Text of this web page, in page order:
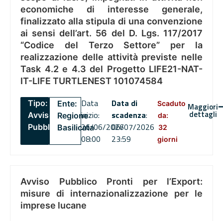
economiche di interesse generale,
finalizzato alla stipula di una convenzione
ai sensi dell’art. 56 del D. Lgs. 117/2017
“Codice del Terzo Settore” per la
realizzazione delle attività previste nelle
Task 4.2 e 4.3 del Progetto LIFE21-NAT-
IT-LIFE TURTLENEST 101074584
Tipo:
Avviso
Pubblico
Ente:
Regione
Basilicata
Data
inizio:
26/06/2026
08:00
Data di
scadenza:
06/07/2026
23:59
Scaduto
da:
32
giorni
Maggiori
dettagli
Avviso Pubblico Pronti per l’Export:
misure di internazionalizzazione per le
imprese lucane